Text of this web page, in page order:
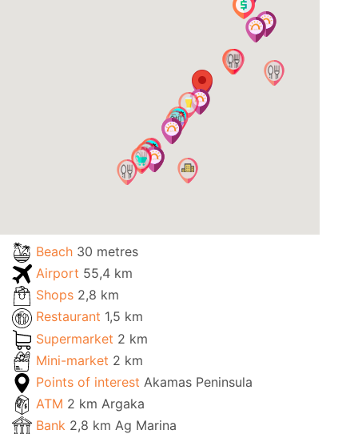
Beach 30 metres
Airport 55,4 km
Shops 2,8 km
Restaurant 1,5 km
Supermarket 2 km
Mini-market 2 km
Points of interest Akamas Peninsula
ATM 2 km Argaka
Bank 2,8 km Ag Marina